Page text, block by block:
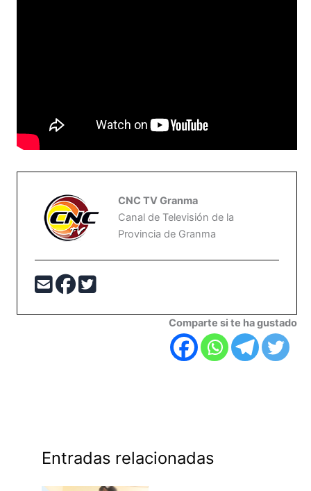
CNC TV Granma
Canal de Televisión de la
Provincia de Granma
Comparte si te ha gustado
Entradas relacionadas